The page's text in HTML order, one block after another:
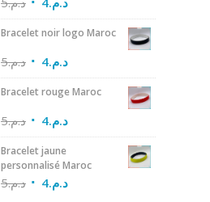
Bracelet noir logo Maroc
د.م.5 د.م.4
Bracelet rouge Maroc
د.م.5 د.م.4
Bracelet jaune
personnalisé Maroc
د.م.5 د.م.4